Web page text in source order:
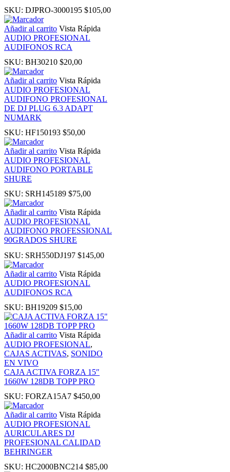
Panel
Panel
Panel
Panel
panel
panel
panel
panel
Panel
panel
SKU: DJPRO-3000195 $105,00
Añadir al carrito Vista Rápida
AUDIO PROFESIONAL
AUDIFONOS RCA
SKU: BH30210 $20,00
Añadir al carrito Vista Rápida
AUDIO PROFESIONAL
AUDIFONO PROFESIONAL
DE DJ PLUG 6.3 ADAPT
NUMARK
SKU: HF150193 $50,00
Añadir al carrito Vista Rápida
AUDIO PROFESIONAL
AUDIFONO PORTABLE
SHURE
SKU: SRH145189 $75,00
Añadir al carrito Vista Rápida
AUDIO PROFESIONAL
AUDIFONO PROFESSIONAL
90GRADOS SHURE
SKU: SRH550DJ197 $145,00
Añadir al carrito Vista Rápida
AUDIO PROFESIONAL
AUDIFONOS RCA
SKU: BH19209 $15,00
Añadir al carrito Vista Rápida
AUDIO PROFESIONAL,
CAJAS ACTIVAS, SONIDO
EN VIVO
CAJA ACTIVA FORZA 15″
1660W 128DB TOPP PRO
SKU: FORZA15A7 $450,00
Añadir al carrito Vista Rápida
AUDIO PROFESIONAL
AURICULARES DJ
PROFESIONAL CALIDAD
BEHRINGER
SKU: HC2000BNC214 $85,00